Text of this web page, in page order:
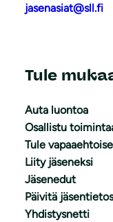
jasenasiat@sll.fi
Tule
Auta luontoa
Osallistu
Tule
Liity jäseneksi
Jäsenedut
Päivitä
Yhdistysnetti